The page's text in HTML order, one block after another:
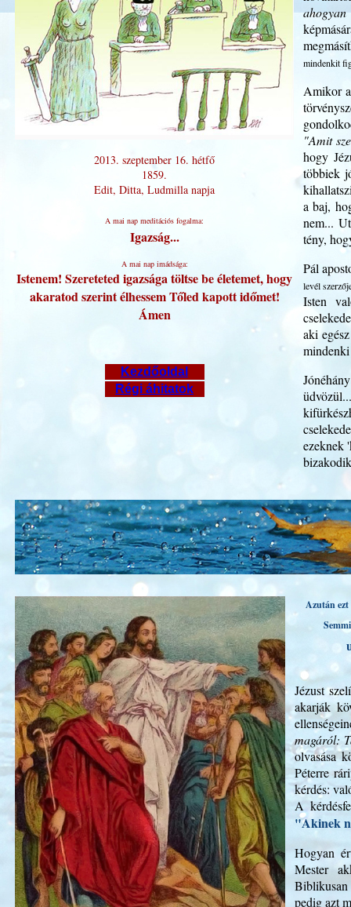
2013. szeptember 16. hétfő
1859.
Edit, Ditta, Ludmilla napja
A mai nap meditációs fogalma:
Igazság...
A mai nap imádsága:
Istenem! Szereteted igazsága töltse be életemet, hogy
akaratod szerint élhessem Tőled kapott időmet!
Ámen
Kezdőoldal
Régi áhitatok
ahogyan
mindenkit
Amikor
"Amit
hogy
többiek
a baj,
nem...
tény,
Pál
levél
Isten
aki
ezeknek
Azután ezt
Jézust
akarják
magáról:
olvasása
Péterre
kérdés:
A
"Akinek
Hogyan
Mester
pedig azt